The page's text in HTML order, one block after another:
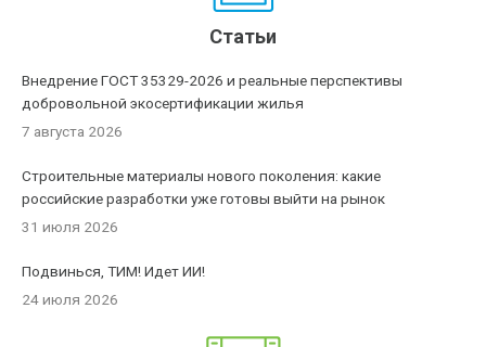
Статьи
Внедрение ГОСТ 35329-2026 и реальные перспективы
добровольной экосертификации жилья
7 августа 2026
Строительные материалы нового поколения: какие
российские разработки уже готовы выйти на рынок
31 июля 2026
Подвинься, ТИМ! Идет ИИ!
24 июля 2026